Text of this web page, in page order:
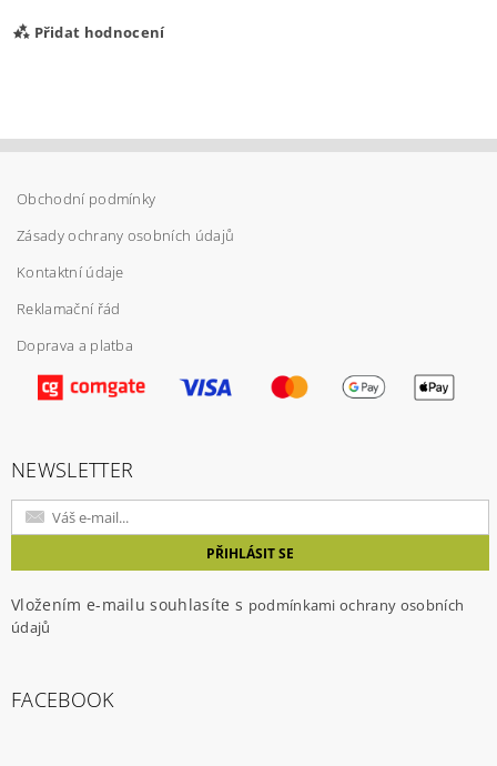
Přidat hodnocení
Vložením hodnocení souhlasíte spodmínkami
ochrany osobních údajů
Obchodní podmínky
Zásady ochrany osobních údajů
Kontaktní údaje
Reklamační řád
Doprava a platba
NEWSLETTER
Vložením e-mailu souhlasíte s podmínkami ochrany osobních
údajů
FACEBOOK